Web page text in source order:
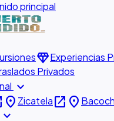
principal
diamondExperiencias
Privados
expand_more
place Zicatelaopen_in_new place
expand_more